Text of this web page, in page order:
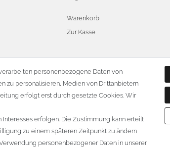
Warenkorb
Zur Kasse
personenbezogene Daten von
zu personalisieren, Medien von Drittanbietern
erfolgt erst durch gesetzte Cookies. Wir
erfolgen. Die Zustimmung kann erteilt
zu einem späteren Zeitpunkt zu ändern
personenbezogener Daten in unserer